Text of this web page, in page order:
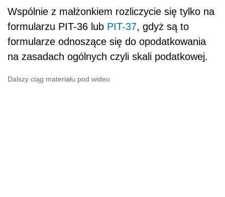
Wspólnie z małżonkiem rozliczycie się tylko na
formularzu PIT-36 lub PIT-37, gdyż są to
formularze odnoszące się do opodatkowania
na zasadach ogólnych czyli skali podatkowej.
Dalszy ciąg materiału pod wideo